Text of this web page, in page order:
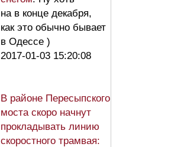
на в конце декабря,
как это обычно бывает
в Одессе )
2017-01-03 15:20:08
В районе Пересыпского
моста скоро начнут
прокладывать линию
скоростного трамвая: